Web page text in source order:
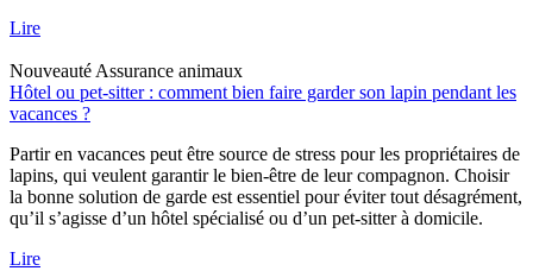
Lire
Nouveauté Assurance animaux
Hôtel ou pet-sitter : comment bien faire garder son lapin pendant les
vacances ?
Partir en vacances peut être source de stress pour les propriétaires de
lapins, qui veulent garantir le bien-être de leur compagnon. Choisir
la bonne solution de garde est essentiel pour éviter tout désagrément,
qu’il s’agisse d’un hôtel spécialisé ou d’un pet-sitter à domicile.
Lire